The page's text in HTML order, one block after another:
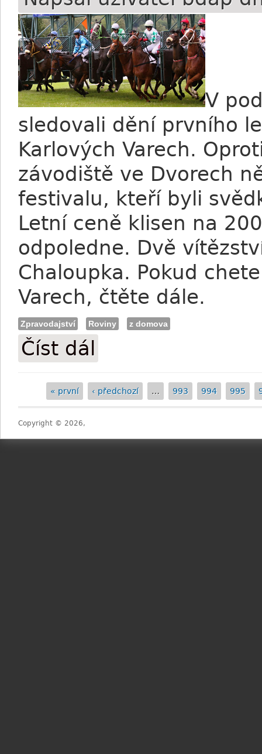
V
sledovali dění prvního
Karlových Varech.
závodiště ve Dvorech
festivalu, kteří byli
Letní ceně klisen na
odpoledne. Dvě
Chaloupka. Pokud
Varech, čtěte dále.
Zpravodajství Roviny z domova
Číst dál
Stránky
« první ‹ předchozí … 993 994 995
Copyright © 2026,